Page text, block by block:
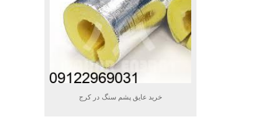
خرید عایق پشم سنگ در کرج